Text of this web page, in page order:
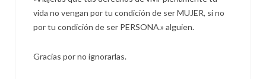
vida no vengan por tu condición de ser MUJER, si no
por tu condición de ser PERSONA.» alguien.
Gracias por no ignorarlas.